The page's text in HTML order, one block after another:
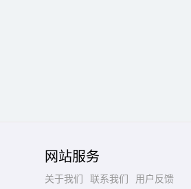
网站服务
关于我们 联系我们
用户反馈